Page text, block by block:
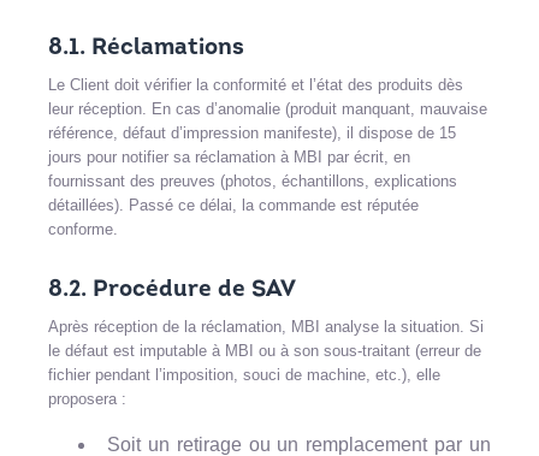
8.1. Réclamations
Le Client doit vérifier la conformité et l’état des produits dès
leur réception. En cas d’anomalie (produit manquant, mauvaise
référence, défaut d’impression manifeste), il dispose de 15
jours pour notifier sa réclamation à MBI par écrit, en
fournissant des preuves (photos, échantillons, explications
détaillées). Passé ce délai, la commande est réputée
conforme.
8.2. Procédure de SAV
Après réception de la réclamation, MBI analyse la situation. Si
le défaut est imputable à MBI ou à son sous-traitant (erreur de
fichier pendant l’imposition, souci de machine, etc.), elle
proposera :
Soit un retirage ou un remplacement par un